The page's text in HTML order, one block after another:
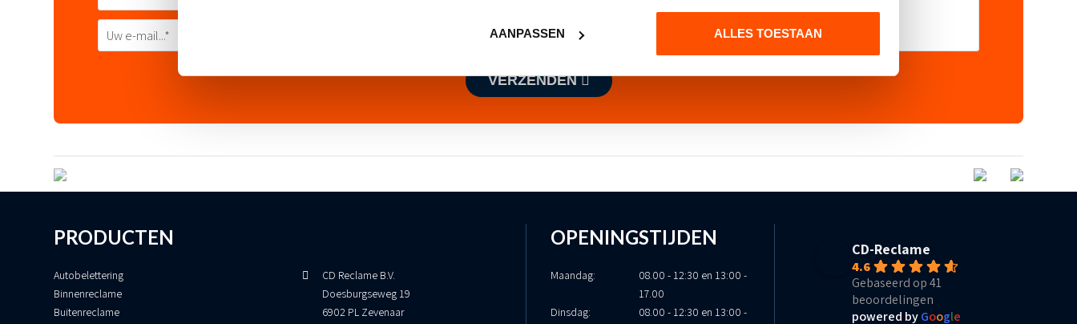
AANPASSEN ALLES TOESTAAN
VERZENDEN
PRODUCTEN
Autobelettering
Binnenreclame
Buitenreclame
CD Reclame B.V.
Doesburgseweg 19
6902 PL Zevenaar
OPENINGSTIJDEN
Maandag:
08.00 - 12:30 en 13:00 -
17.00
Dinsdag:
08.00 - 12:30 en 13:00 -
CD-Reclame
4.6
Gebaseerd op 41
beoordelingen
powered byGoogle